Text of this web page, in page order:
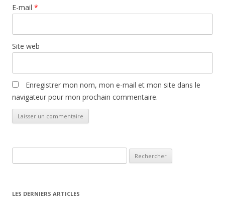
E-mail *
Site web
Enregistrer mon nom, mon e-mail et mon site dans le
navigateur pour mon prochain commentaire.
LES DERNIERS ARTICLES